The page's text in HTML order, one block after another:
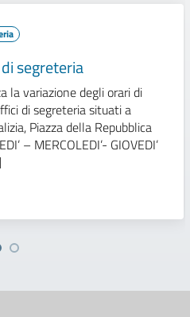
segreteria
la variazione degli orari di
di segreteria situati a
Piazza della Repubblica
– MERCOLEDI’- GIOVEDI’